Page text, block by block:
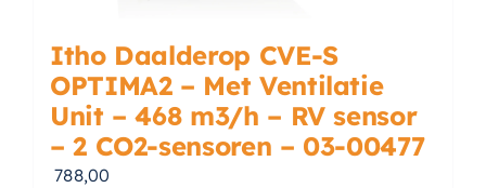
Itho Daalderop CVE-S
OPTIMA2 – Met Ventilatie
Unit – 468 m3/h – RV sensor
– 2 CO2-sensoren – 03-00477
788,00